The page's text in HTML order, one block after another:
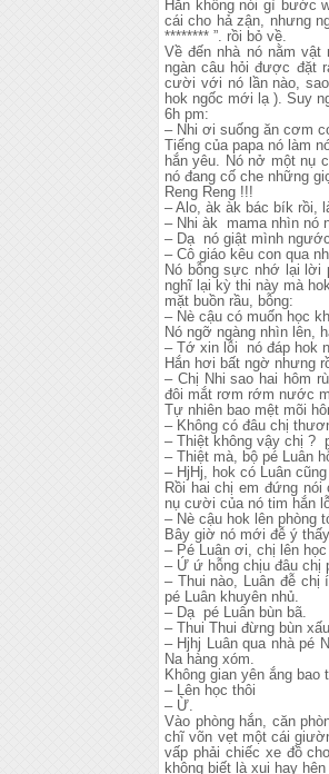
Hắn không nói gì bước
cái cho hả zận, nhưng
******** ”. rồi bỏ về.
Về đến nhà nó nằm
ngàn câu hỏi được đặt
cười với nó lần nào,
hok ngốc mới lạ ). Suy
6h pm:
– Nhi ơi suống ăn cơm
Tiếng của papa nó làm
hắn yêu. Nó nở một nụ
nó đang cố che những
Reng Reng !!!
– Alo, àk àk bác bík rồi,
– Nhi àk mama nhìn nó
– Dạ nó giật mình
– Cô giáo kêu con qua
Nó bỗng sực nhớ lại lời
nghĩ lại kỳ thi này mà
mặt buồn rầu, bỗng:
– Nè cậu có muốn học
Nó ngỡ ngàng nhìn lên,
– Tớ xin lỗi nó đáp hok
Hắn hơi bất ngờ nhưng
– Chị Nhi sao hai hôm
đôi mắt rơm rớm nước
Tự nhiên bao mệt mõi
– Không có đâu chị
– Thiệt không vậy chị ?
– Thiệt mà, bộ pé Luân
– HjHj, hok có Luân
Rồi hai chị em đứng
nụ cười của nó tim hắn
– Nè cậu hok lên phòng
Bây giờ nó mới đễ ý
– Pé Luân ơi, chị lên
– Ứ ứ hỗng chịu đâu chị
– Thui nào, Luân đễ
pé Luân khuyên nhủ.
– Dạ pé Luân bùn bã.
– Thui Thui đừng bùn
– Hjhj Luân qua nhà pé
Na hàng xóm.
Không gian yên ắng
– Lên học thôi
– Ừ.
Vào phòng hắn, căn
chĩ võn vẹt một cái
vấp phải chiếc xe đồ
không biết là xui hay